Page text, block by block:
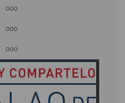
ooo
ooo
ooo